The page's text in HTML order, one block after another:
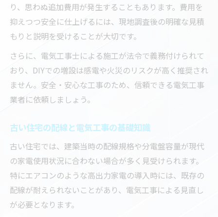
り、思わぬ追加費用が発生することもあります。費用を
抑えつつ安全に仕上げるには、現地調査後の明確な見積
もりと説明を受けることが大切です。
さらに、電気工事士による施工が法令で義務付けられて
おり、DIYでの増設は感電や火災のリスクが高く推奨され
ません。安全・安心な工事のため、信頼できる電気工事
業者に依頼しましょう。
古い住宅の配線と電気工事の基礎知識
古い住宅では、建築当時の配線規格や分電盤容量が現代
の家電使用状況に合わない場合が多く見受けられます。
特にエアコンのような高出力家電の導入時には、既存の
配線が耐えられないことがあり、電気工事による見直し
が必要となります。